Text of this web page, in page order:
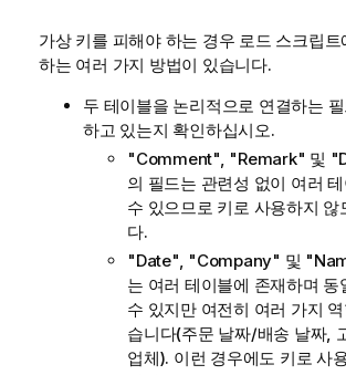
가상 키를 피해야 하는 경우 로드 스크립트
하는 여러 가지 방법이 있습니다.
두 테이블을 논리적으로 연결하는
하고 있는지 확인하십시오.
"Comment", "Remark" 및
의 필드는 관련성 없이 여러
수 있으므로 키로 사용하지 않
다.
"Date", "Company" 및
는 여러 테이블에 존재하며 동
수 있지만 여전히 여러 가지
습니다(주문 날짜/배송 날짜,
업체). 이런 경우에도 키로 사